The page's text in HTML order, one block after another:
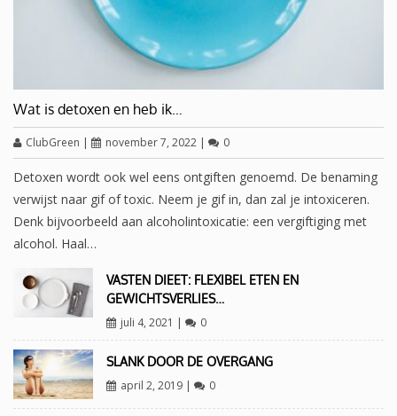
Wat is detoxen en heb ik…
ClubGreen | november 7, 2022 | 0
Detoxen wordt ook wel eens ontgiften genoemd. De benaming
verwijst naar gif of toxic. Neem je gif in, dan zal je intoxiceren.
Denk bijvoorbeeld aan alcoholintoxicatie: een vergiftiging met
alcohol. Haal…
VASTEN DIEET: FLEXIBEL ETEN EN
GEWICHTSVERLIES…
juli 4, 2021 | 0
SLANK DOOR DE OVERGANG
april 2, 2019| 0